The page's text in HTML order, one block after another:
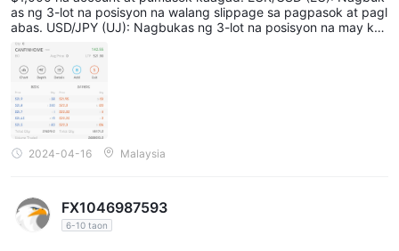
as ng 3-lot na posisyon na walang slippage sa pagpasok at pagl
abas. USD/JPY (UJ): Nagbukas ng 3-lot na posisyon na may kau
nting slippage (0.1 pip) sa pagpasok at wala sa take profit. Gold:
Dahil maaaring mag-iba ang mga kalkulasyon ng pip para sa gin
to, tututuon ako sa mga halaga ng dolyar para sa slippage. Ang i
sang 0.5-lot na posisyon ay walang slippage, habang ang isang
1-lot na posisyon ay may $0.01 lamang na slippage. Ang pareho
ng mga posisyon ay tumama sa stop-loss nang sabay-sabay na
may $0.02 slippage bawat isa. Ang hindi kapani-paniwalang ma
sikip na spread at mababang gastos sa pangangalakal ay ginag
awa silang isa sa mga pinaka-abot-kayang broker na nakatagpo
2024-04-16 Malaysia
FX1046987593
6-10 taon